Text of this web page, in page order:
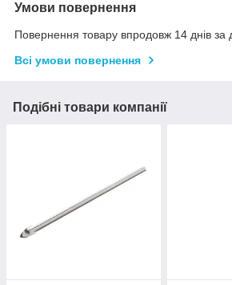
Умови повернення
Повернення товару впродовж 14 днів за
Всі умови повернення
Подібні товари компанії